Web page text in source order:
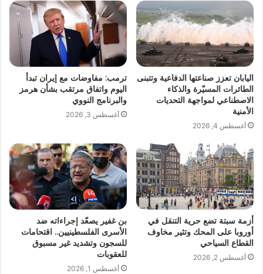
اليابان تعزز صناعتها الدفاعية وتتبنى
الطائرات المسيّرة والذكاء
الاصطناعي لمواجهة التحديات
الأمنية
أغسطس 4, 2026
ترمب: مفاوضات مع إيران تبدأ
اليوم واتفاق مرتقب بشأن هرمز
والبرنامج النووي
أغسطس 3, 2026
أزمة سبتة تضع حرية التنقل في
أوروبا على المحك وتثير مخاوف
القطاع السياحي
أغسطس 2, 2026
بن غفير يصعّد إجراءاته ضد
الأسرى الفلسطينيين.. اقتحامات
للسجون وتشديد غير مسبوق
للعقوبات
أغسطس 1, 2026